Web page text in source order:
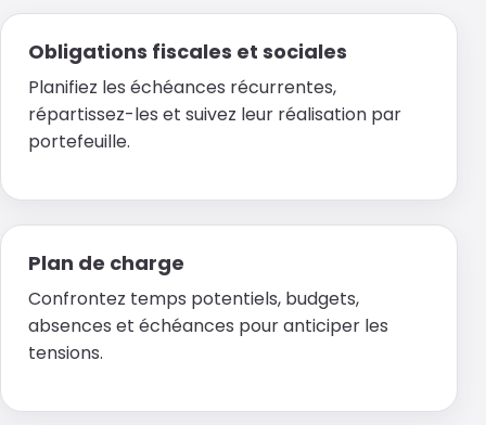
Obligations fiscales et sociales
Planifiez les échéances récurrentes,
répartissez-les et suivez leur réalisation par
portefeuille.
Plan de charge
Confrontez temps potentiels, budgets,
absences et échéances pour anticiper les
tensions.